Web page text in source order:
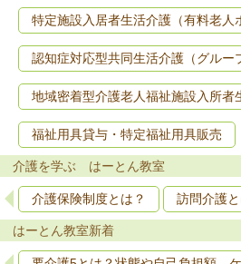
特定施設入居者生活介護（有料老人
認知症対応型共同生活介護（グルー
地域密着型介護老人福祉施設入所者
福祉用具貸与・特定福祉用具販売
介護を学ぶ はーとん教室
介護保険制度とは？ 訪問介護と
はーとん教室新着